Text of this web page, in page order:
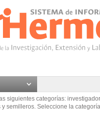
siguientes categorías:
y semilleros. Seleccione la